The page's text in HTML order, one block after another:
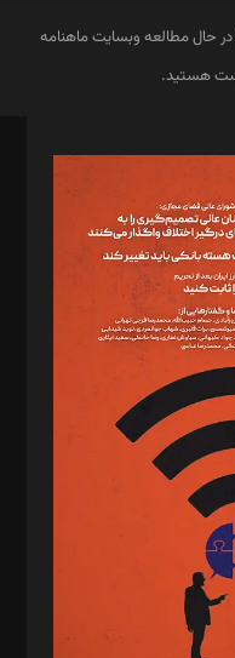
حال مطالعه وبسایت ماهنامه
هستید.
امان‌پور، سروش کرمیان،
فائزه فتحی
زاده